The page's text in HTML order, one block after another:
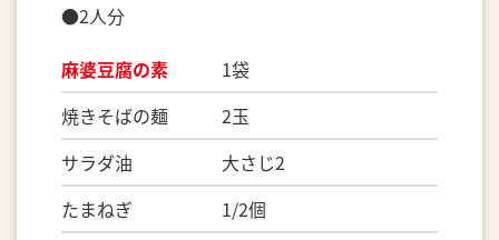
●2人分
麻婆豆腐の素 1袋
焼きそばの麺 2玉
サラダ油 大さじ2
たまねぎ 1/2個